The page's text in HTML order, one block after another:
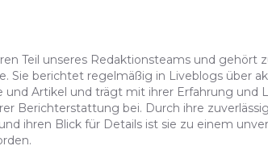
Teil unseres Redaktionsteams und gehört
Sie berichtet regelmäßig in Liveblogs über
Artikel und trägt mit ihrer Erfahrung und
Berichterstattung bei. Durch ihre
ihren Blick für Details ist sie zu einem